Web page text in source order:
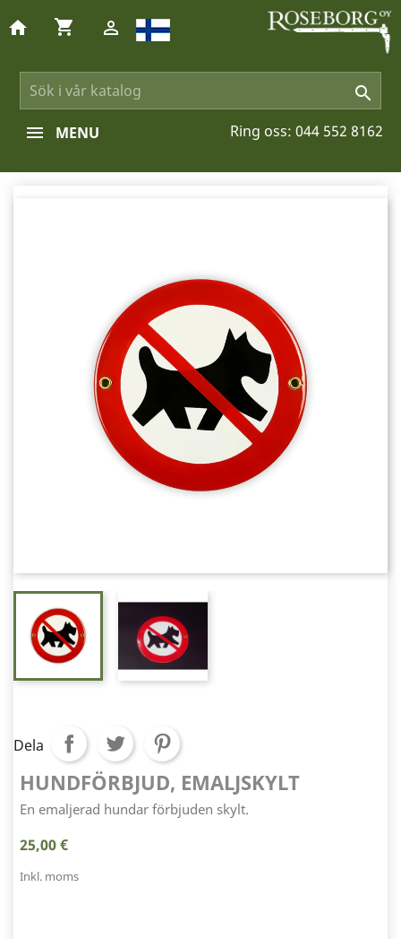

home shopping_cart 
Ring oss: 044 552 8162
MENU
Dela
HUNDFÖRBJUD, EMALJSKYLT
En emaljerad hundar förbjuden skylt.
25,00 €
Inkl. moms